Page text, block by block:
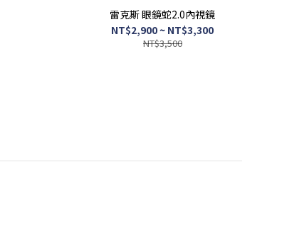
雷克斯 眼鏡蛇2.0內視鏡
NT$2,900 ~ NT$3,300
NT$3,500